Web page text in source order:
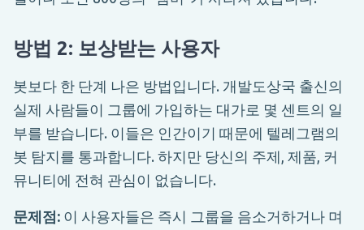
방법 2: 보상받는 사용자
봇보다 한 단계 나은 방법입니다. 개발도상국 출신의
실제 사람들이 그룹에 가입하는 대가로 몇 센트의 일
부를 받습니다. 이들은 인간이기 때문에 텔레그램의
봇 탐지를 통과합니다. 하지만 당신의 주제, 제품, 커
뮤니티에 전혀 관심이 없습니다.
문제점: 이 사용자들은 즉시 그룹을 음소거하거나 며